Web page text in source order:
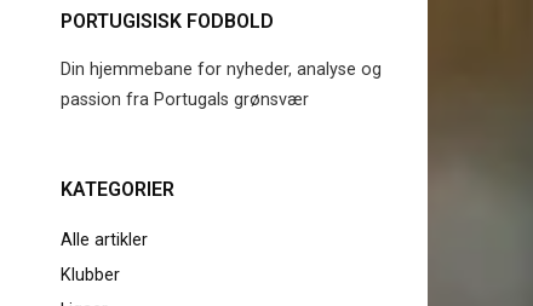
PORTUGISISK FODBOLD
Din hjemmebane for nyheder, analyse og
passion fra Portugals grønsvær
KATEGORIER
Alle artikler
Klubber